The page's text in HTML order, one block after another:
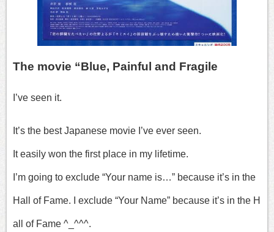
The movie “Blue, Painful and Fragile
I’ve seen it.
It’s the best Japanese movie I’ve ever seen.
It easily won the first place in my lifetime.
I’m going to exclude “Your name is…” because it’s in the
Hall of Fame. I exclude “Your Name” because it’s in the H
all of Fame ^_^^^.